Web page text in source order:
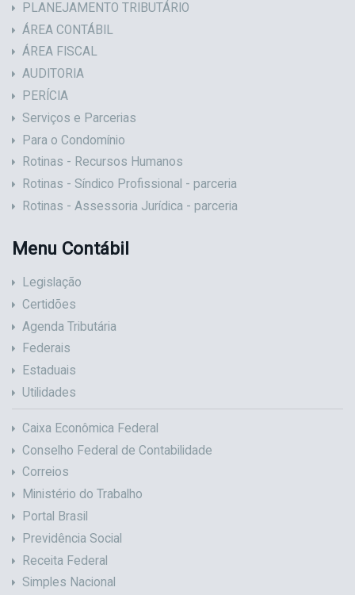
PLANEJAMENTO TRIBUTÁRIO
ÁREA CONTÁBIL
ÁREA FISCAL
AUDITORIA
PERÍCIA
Serviços e Parcerias
Para o Condomínio
Rotinas - Recursos Humanos
Rotinas - Síndico Profissional - parceria
Rotinas - Assessoria Jurídica - parceria
Menu Contábil
Legislação
Certidões
Agenda Tributária
Federais
Estaduais
Utilidades
Caixa Econômica Federal
Conselho Federal de Contabilidade
Correios
Ministério do Trabalho
Portal Brasil
Previdência Social
Receita Federal
Simples Nacional